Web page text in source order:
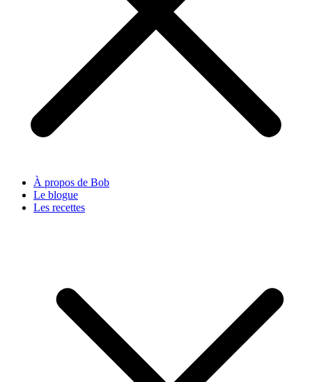
À propos de Bob
Le blogue
Les recettes